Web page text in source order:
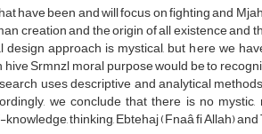
have been and will focus on fighting and
creation and the origin of all existence and
approach is mystical, but here we
Srmnzl moral purpose would be to
uses descriptive and analytical
we conclude that there is no
thinking, Ebtehaj (Fnaâ fi Allah)